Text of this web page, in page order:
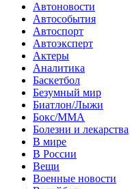
Автоновости
Автособытия
Автоспорт
Автоэксперт
Актеры
Аналитика
Баскетбол
Безумный мир
Биатлон/Лыжи
Бокс/MMA
Болезни и лекарства
В мире
В России
Вещи
Военные новости